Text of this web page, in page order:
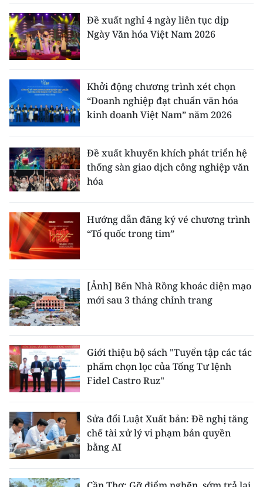
Đề xuất nghỉ 4 ngày liên tục dịp
Ngày Văn hóa Việt Nam 2026
Khởi động chương trình xét chọn
“Doanh nghiệp đạt chuẩn văn hóa
kinh doanh Việt Nam” năm 2026
Đề xuất khuyến khích phát triển hệ
thống sàn giao dịch công nghiệp văn
hóa
Hướng dẫn đăng ký vé chương trình
“Tổ quốc trong tim”
[Ảnh] Bến Nhà Rồng khoác diện mạo
mới sau 3 tháng chỉnh trang
Giới thiệu bộ sách "Tuyển tập các tác
phẩm chọn lọc của Tổng Tư lệnh
Fidel Castro Ruz"
Sửa đổi Luật Xuất bản: Đề nghị tăng
chế tài xử lý vi phạm bản quyền
bằng AI